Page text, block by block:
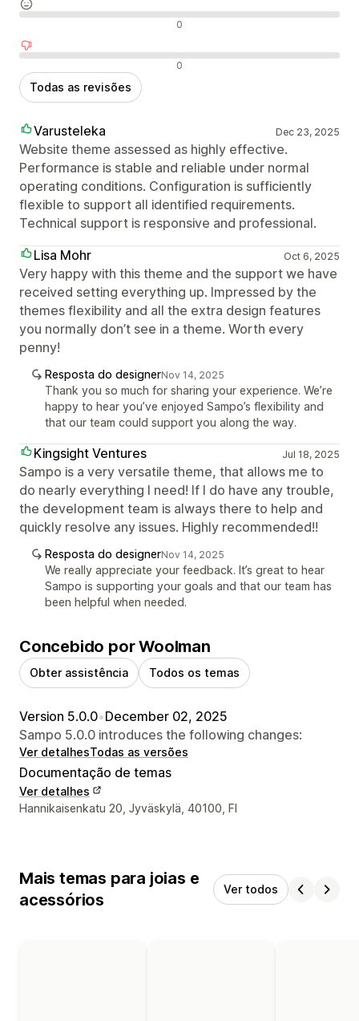
0
0
Todas as revisões
Varusteleka Dec 23, 2025
Website theme assessed as highly effective.
Performance is stable and reliable under normal
operating conditions. Configuration is sufficiently
flexible to support all identified requirements.
Technical support is responsive and professional.
Lisa Mohr
Oct 6, 2025
Very happy with this theme and the support we have
received setting everything up. Impressed by the
themes flexibility and all the extra design features
you normally don’t see in a theme. Worth every
penny!
Resposta do designerNov 14, 2025
Thank you so much for sharing your experience. We’re
happy to hear you’ve enjoyed Sampo’s flexibility and
that our team could support you along the way.
Kingsight Ventures Jul 18, 2025
Sampo is a very versatile theme, that allows me to
do nearly everything I need! If I do have any trouble,
the development team is always there to help and
quickly resolve any issues. Highly recommended!!
Resposta do designerNov 14, 2025
We really appreciate your feedback. It’s great to hear
Sampo is supporting your goals and that our team has
been helpful when needed.
Concebido por Woolman
Obter assistência Todos os temas
Version 5.0.0•December 02, 2025
Sampo 5.0.0 introduces the following changes:
Ver detalhesTodas as versões
Documentação de temas
Ver detalhes
Detalhes de contacto do designer
Hannikaisenkatu 20, Jyväskylä, 40100, FI
Mais temas para joias e
acessórios
Ver todos